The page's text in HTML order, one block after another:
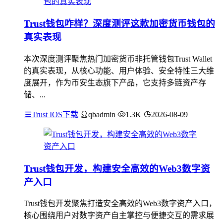
Trust钱包咋样？深度测评这款加密货币钱包的
真实表现
本次深度测评聚焦热门加密货币非托管钱包Trust Wallet
的真实表现，从核心功能、用户体验、安全特性三大维
度展开，作为币安生态旗下产品，它支持多链资产存
储、...
Trust IOS下载 qbadmin 1.3K 2026-08-09
Trust钱包开发，构建安全高效的Web3数字资
产入口
Trust钱包开发聚焦打造安全高效的Web3数字资产入口，
核心围绕用户对数字资产自主掌控与便捷交互的需求展